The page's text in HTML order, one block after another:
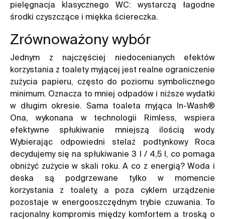
pielęgnacja klasycznego WC: wystarczą łagodne
środki czyszczące i miękka ściereczka.
Zrównoważony wybór
Jednym z najczęściej niedocenianych efektów
korzystania z toalety myjącej jest realne ograniczenie
zużycia papieru, często do poziomu symbolicznego
minimum. Oznacza to mniej odpadów i niższe wydatki
w długim okresie. Sama toaleta myjąca In-Wash®
Ona, wykonana w technologii Rimless, wspiera
efektywne spłukiwanie mniejszą ilością wody.
Wybierając odpowiedni stelaż podtynkowy Roca
decydujemy się na spłukiwanie 3 l / 4,5 l, co pomaga
obniżyć zużycie w skali roku. A co z energią? Woda i
deska są podgrzewane tylko w momencie
korzystania z toalety, a poza cyklem urządzenie
pozostaje w energooszczędnym trybie czuwania. To
racjonalny kompromis między komfortem a troską o